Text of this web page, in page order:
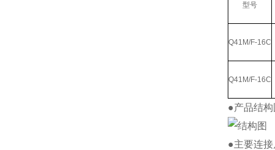
型号
Q41M/F-16C
Q41M/F-16C
●产品结构
●主要连